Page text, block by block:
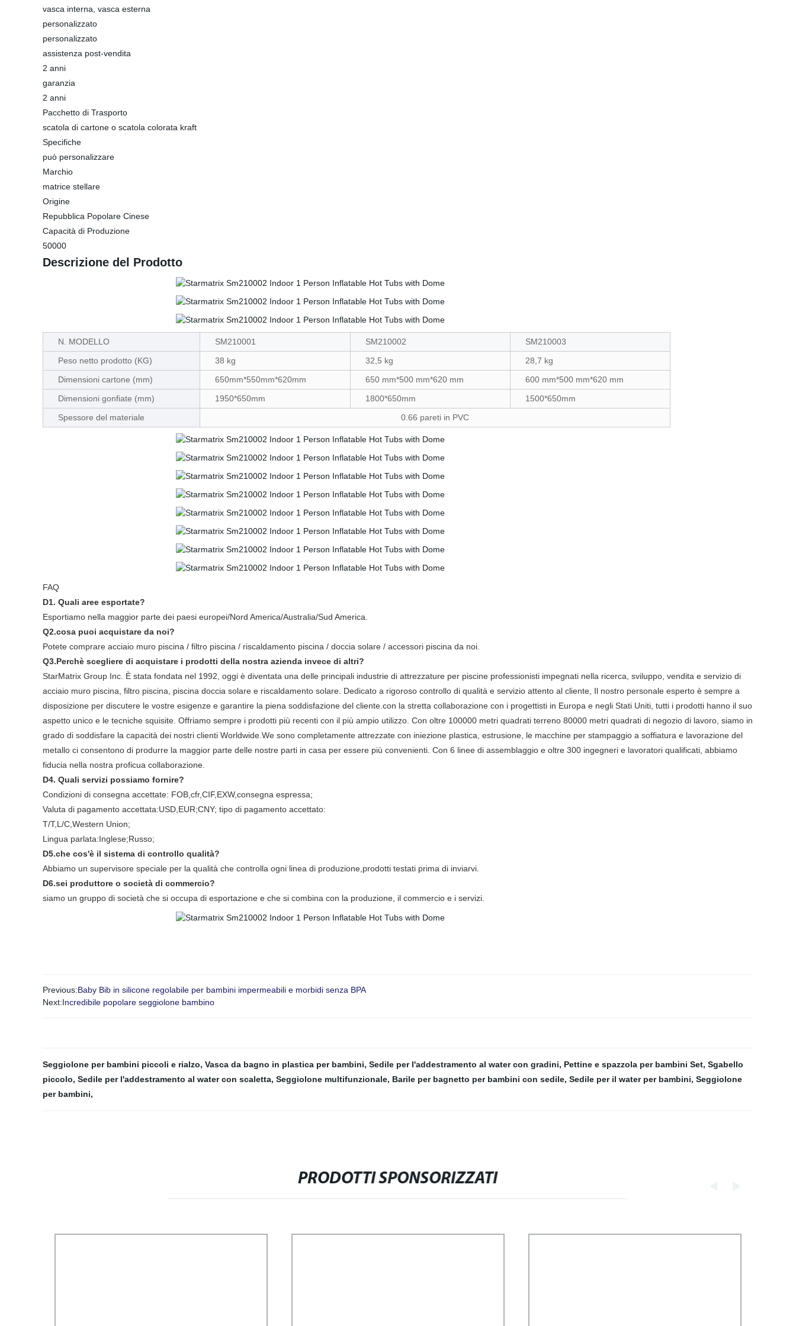
vasca interna, vasca esterna
personalizzato
personalizzato
assistenza post-vendita
2 anni
garanzia
2 anni
Pacchetto di Trasporto
scatola di cartone o scatola colorata kraft
Specifiche
può personalizzare
Marchio
matrice stellare
Origine
Repubblica Popolare Cinese
Capacità di Produzione
50000
Descrizione del Prodotto
N. MODELLO SM210001 SM210002
SM210003
Peso netto prodotto (KG)
38 kg 32,5 kg
28,7 kg
Dimensioni cartone (mm)
650mm*550mm*620mm 650 mm*500 mm*620 mm
600 mm*500 mm*620 mm
Dimensioni gonfiate (mm)
1950*650mm 1800*650mm
1500*650mm
Spessore del materiale
0.66 pareti in PVC
FAQ
D1. Quali aree esportate?
Esportiamo nella maggior parte dei paesi europei/Nord America/Australia/Sud America.
Q2.cosa puoi acquistare da noi?
Potete comprare acciaio muro piscina / filtro piscina / riscaldamento piscina / doccia solare / accessori piscina da noi.
Q3.Perchè scegliere di acquistare i prodotti della nostra azienda invece di altri?
StarMatrix Group Inc. È stata fondata nel 1992, oggi è diventata una delle principali industrie di attrezzature per piscine professionisti impegnati nella ricerca, sviluppo, vendita e servizio di
acciaio muro piscina, filtro piscina, piscina doccia solare e riscaldamento solare. Dedicato a rigoroso controllo di qualità e servizio attento al cliente, Il nostro personale esperto è sempre a
disposizione per discutere le vostre esigenze e garantire la piena soddisfazione del cliente.con la stretta collaborazione con i progettisti in Europa e negli Stati Uniti, tutti i prodotti hanno il suo
aspetto unico e le tecniche squisite. Offriamo sempre i prodotti più recenti con il più ampio utilizzo. Con oltre 100000 metri quadrati terreno 80000 metri quadrati di negozio di lavoro, siamo in
grado di soddisfare la capacità dei nostri clienti Worldwide.We sono completamente attrezzate con iniezione plastica, estrusione, le macchine per stampaggio a soffiatura e lavorazione del
metallo ci consentono di produrre la maggior parte delle nostre parti in casa per essere più convenienti. Con 6 linee di assemblaggio e oltre 300 ingegneri e lavoratori qualificati, abbiamo
fiducia nella nostra proficua collaborazione.
D4. Quali servizi possiamo fornire?
Condizioni di consegna accettate: FOB,cfr,CIF,EXW,consegna espressa;
Valuta di pagamento accettata:USD,EUR;CNY; tipo di pagamento accettato:
T/T,L/C,Western Union;
Lingua parlata:Inglese;Russo;
D5.che cos'è il sistema di controllo qualità?
Abbiamo un supervisore speciale per la qualità che controlla ogni linea di produzione,prodotti testati prima di inviarvi.
D6.sei produttore o società di commercio?
siamo un gruppo di società che si occupa di esportazione e che si combina con la produzione, il commercio e i servizi.
Previous:Baby Bib in silicone regolabile per bambini impermeabili e morbidi senza BPA
Next:Incredibile popolare seggiolone bambino
Seggiolone per bambini piccoli e rialzo, Vasca da bagno in plastica per bambini, Sedile per l'addestramento al water con gradini, Pettine e spazzola per bambini Set, Sgabello
piccolo, Sedile per l'addestramento al water con scaletta, Seggiolone multifunzionale, Barile per bagnetto per bambini con sedile, Sedile per il water per bambini, Seggiolone
per bambini,
PRODOTTI SPONSORIZZATI